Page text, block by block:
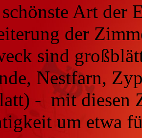
Art der
der
sind
Nestfarn,
- mit diesen
um etwa